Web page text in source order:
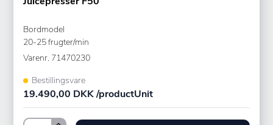
Bordmodel
20-25 frugter/min
Varenr. 71470230
Bestillingsvare
19.490,00 DKK /productUnit